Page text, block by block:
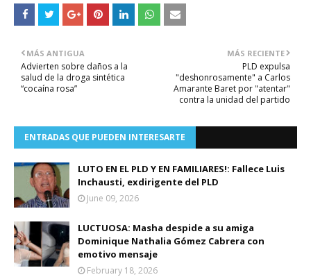
MÁS RECIENTE
PLD expulsa
"deshonrosamente" a Carlos
Amarante Baret por "atentar"
contra la unidad del partido
MÁS ANTIGUA
Advierten sobre daños a la
salud de la droga sintética
“cocaína rosa”
ENTRADAS QUE PUEDEN INTERESARTE
LUTO EN EL PLD Y EN FAMILIARES!: Fallece Luis
Inchausti, exdirigente del PLD
June 09, 2026
LUCTUOSA: Masha despide a su amiga
Dominique Nathalia Gómez Cabrera con
emotivo mensaje
February 18, 2026